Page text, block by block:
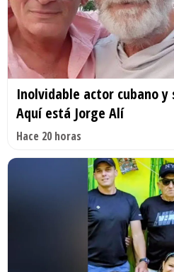
Inolvidable actor cubano y
Aquí está Jorge Alí
Hace 20 horas